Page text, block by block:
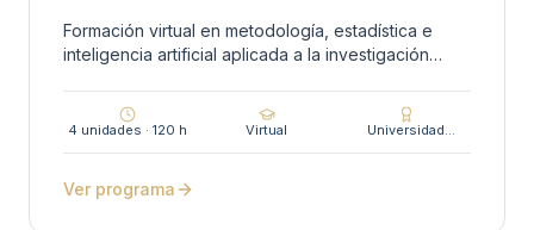
Formación virtual en metodología, estadística e
inteligencia artificial aplicada a la investigación
4 unidades · 120 h Virtual
Universidad
Ver programa